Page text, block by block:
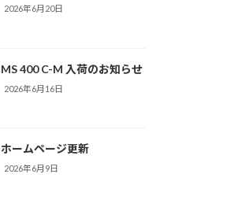
2026年6月20日
MS 400 C-M 入荷のお知らせ
2026年6月16日
ホームページ更新
2026年6月9日